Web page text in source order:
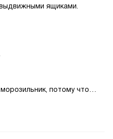
ящиками.
потому что
размещаются в